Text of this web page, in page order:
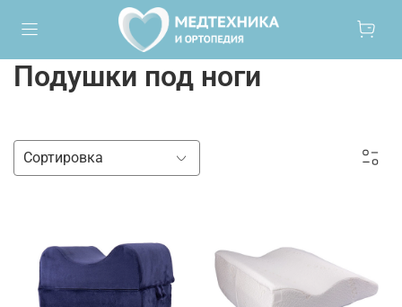
Подушки под ноги